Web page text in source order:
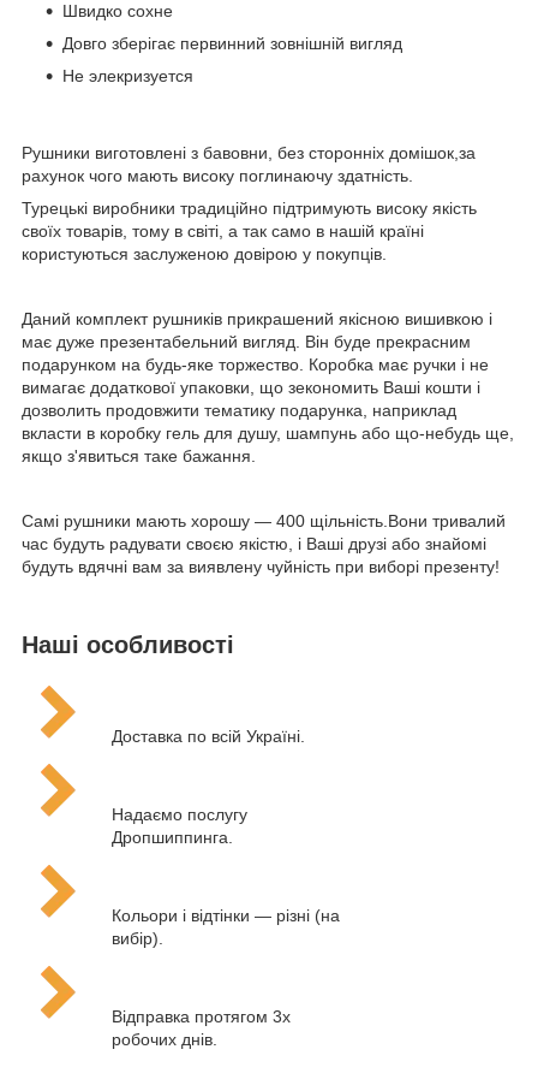
Швидко сохне
Довго зберігає первинний зовнішній вигляд
Не элекризуется
Рушники виготовлені з бавовни, без сторонніх домішок,за
рахунок чого мають високу поглинаючу здатність.
Турецькі виробники традиційно підтримують високу якість
своїх товарів, тому в світі, а так само в нашій країні
користуються заслуженою довірою у покупців.
Даний комплект рушників прикрашений якісною вишивкою і
має дуже презентабельний вигляд. Він буде прекрасним
подарунком на будь-яке торжество. Коробка має ручки і не
вимагає додаткової упаковки, що зекономить Ваші кошти і
дозволить продовжити тематику подарунка, наприклад
вкласти в коробку гель для душу, шампунь або що-небудь ще,
якщо з'явиться таке бажання.
Самі рушники мають хорошу ― 400 щільність.Вони тривалий
час будуть радувати своєю якістю, і Ваші друзі або знайомі
будуть вдячні вам за виявлену чуйність при виборі презенту!
Наші особливості
Доставка по всій Україні.
Надаємо послугу
Дропшиппинга.
Кольори і відтінки — різні (на
вибір).
Відправка протягом 3х
робочих днів.